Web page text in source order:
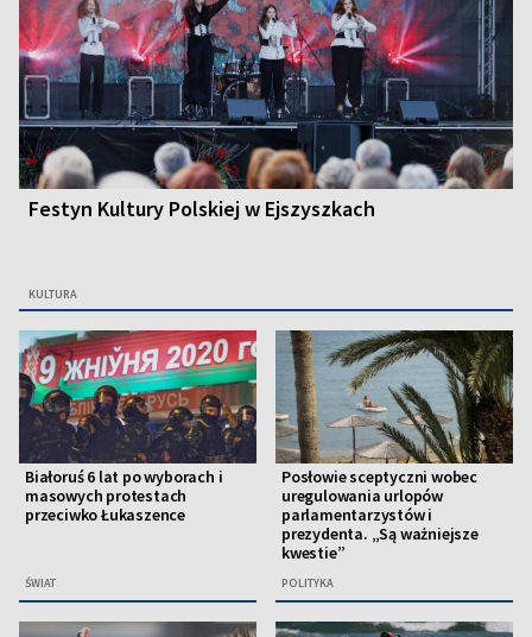
Festyn Kultury Polskiej w Ejszyszkach
KULTURA
Białoruś 6 lat po wyborach i
masowych protestach
przeciwko Łukaszence
ŚWIAT
Posłowie sceptyczni wobec
uregulowania urlopów
parlamentarzystów i
prezydenta. „Są ważniejsze
kwestie”
POLITYKA